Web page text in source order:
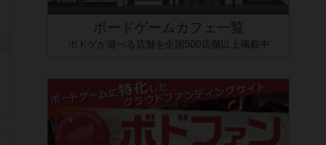
ボードゲームカフェ一覧
ボドゲが遊べる店舗を全国500店舗以上掲載中